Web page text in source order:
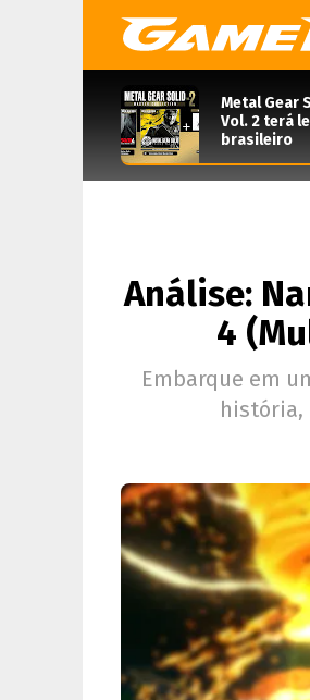
Metal Gear
Vol. 2 terá
brasileiro
Análise:
4
Embarque em
história,